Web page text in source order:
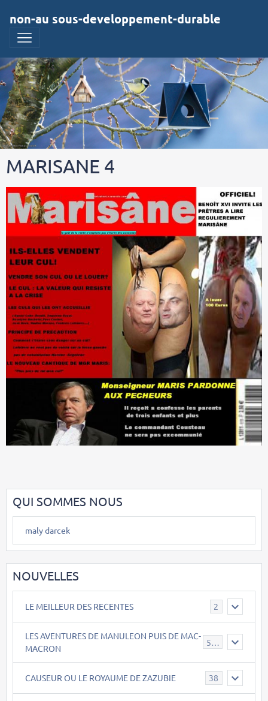
non-au sous-developpement-durable
MARISANE 4
QUI SOMMES NOUS
maly darcek
NOUVELLES
LE MEILLEUR DES RECENTES 2
LES AVENTURES DE MANULEON PUIS DE MAC-
MACRON
543
CAUSEUR OU LE ROYAUME DE ZAZUBIE 38